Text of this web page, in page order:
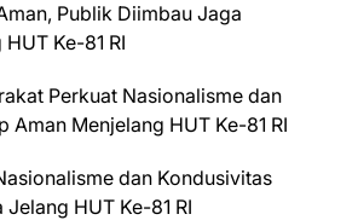
Publik Diimbau Jaga
Ke-81 RI
Perkuat Nasionalisme dan
Aman Menjelang HUT Ke-81 RI
dan Kondusivitas
Jelang HUT Ke-81 RI